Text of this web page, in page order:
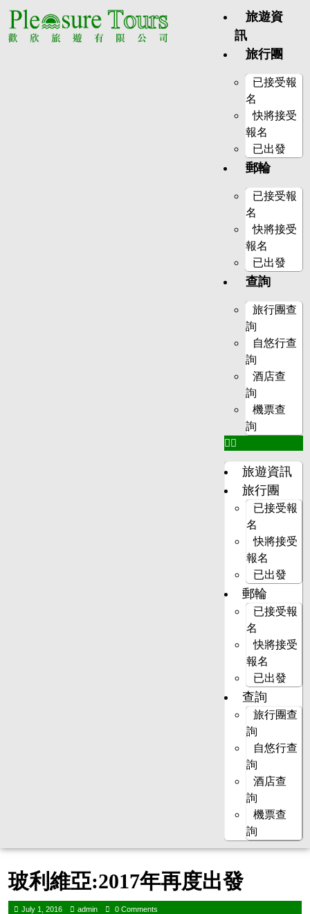
旅遊資
訊
旅行團
已接受報
名
快將接受
報名
已出發
郵輪
已接受報
名
快將接受
報名
已出發
查詢
旅行團查
詢
自悠行查
詢
酒店查
詢
機票查
詢
旅遊資訊
旅行團
已接受報
名
快將接受
報名
已出發
郵輪
已接受報
名
快將接受
報名
已出發
查詢
旅行團查
詢
自悠行查
詢
酒店查
詢
機票查
詢
玻利維亞:2017年再度出發
July 1, 2016 admin 0 Comments